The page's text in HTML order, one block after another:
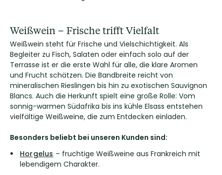
Weißwein – Frische trifft Vielfalt
Weißwein steht für Frische und Vielschichtigkeit. Als
Begleiter zu Fisch, Salaten oder einfach solo auf der
Terrasse ist er die erste Wahl für alle, die klare Aromen
und Frucht schätzen. Die Bandbreite reicht von
mineralischen Rieslingen bis hin zu exotischen Sauvignon
Blancs. Auch die Herkunft spielt eine große Rolle: Vom
sonnig-warmen Südafrika bis ins kühle Elsass entstehen
vielfältige Weißweine, die zum Entdecken einladen.
Besonders beliebt bei unseren Kunden sind:
Horgelus – fruchtige Weißweine aus Frankreich mit
lebendigem Charakter.